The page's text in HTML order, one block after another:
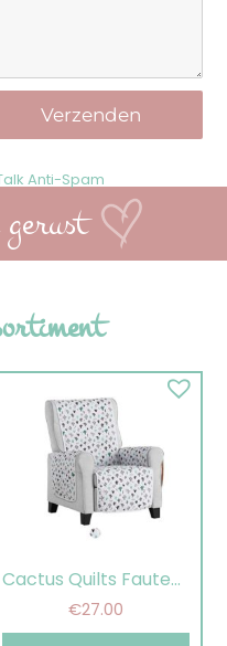
Anti-Spam
Cactus Quilts Fauteuilbeschermer
€27.00